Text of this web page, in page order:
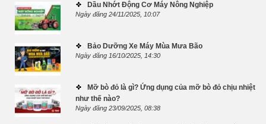
Dầu Nhớt Động Cơ Máy Nông Nghiệp
Ngày đăng 24/11/2025, 10:07
Bảo Dưỡng Xe Máy Mùa Mưa Bão
Ngày đăng 16/10/2025, 14:30
Mỡ bò đỏ là gì? Ứng dụng của mỡ bò đỏ chịu nhiệt
như thế nào?
Ngày đăng 23/09/2025, 08:38